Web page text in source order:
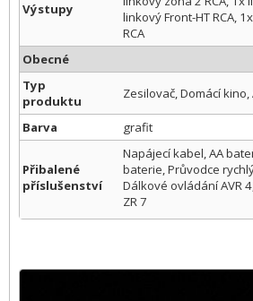
Výstupy
linkový Front-HT RCA,
RCA
Obecné
Typ
produktu
Zesilovač, Domácí
Barva grafit
Přibalené
příslušenství
Napájecí kabel, AA
baterie, Průvodce
Dálkové ovládání AVR
ZR 7